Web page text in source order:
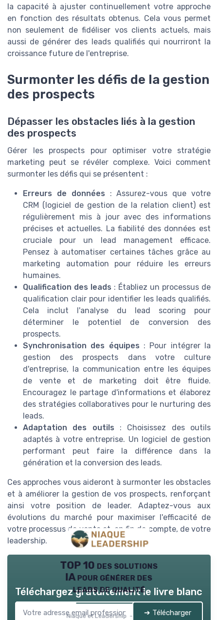
la capacité à ajuster continuellement votre approche
en fonction des résultats obtenus. Cela vous permet
non seulement de fidéliser vos clients actuels, mais
aussi de générer des leads qualifiés qui nourriront la
croissance future de l'entreprise.
Surmonter les défis de la gestion
des prospects
Dépasser les obstacles liés à la gestion
des prospects
Gérer les prospects pour optimiser votre stratégie
marketing peut se révéler complexe. Voici comment
surmonter les défis qui se présentent :
Erreurs de données : Assurez-vous que votre
CRM (logiciel de gestion de la relation client) est
régulièrement mis à jour avec des informations
précises et actuelles. La fiabilité des données est
cruciale pour un lead management efficace.
Pensez à automatiser certaines tâches grâce au
marketing automation pour réduire les erreurs
humaines.
Qualification des leads : Établiez un processus de
qualification clair pour identifier les leads qualifiés.
Cela inclut l'analyse du lead scoring pour
déterminer le potentiel de conversion des
prospects.
Synchronisation des équipes : Pour intégrer la
gestion des prospects dans votre culture
d'entreprise, la communication entre les équipes
de vente et de marketing doit être fluide.
Encouragez le partage d'informations et élaborez
des stratégies collaboratives pour le nurturing des
leads.
Adaptation des outils : Choisissez des outils
adaptés à votre entreprise. Un logiciel de gestion
performant peut faire la différence dans la
génération et la conversion des leads.
Ces approches vous aideront à surmonter les obstacles
et à améliorer la gestion de vos prospects, renforçant
ainsi votre position de leader. Adaptez-vous aux
évolutions du marché pour maximiser l'efficacité de
votre processus de vente et, en fin de compte, de votre
leadership.
TOP 10 des solutions
IA pour générer des
leads de qualité
Niaque et Leadership — 2026
Téléchargez gratuitement le livre blanc
➔ Télécharger